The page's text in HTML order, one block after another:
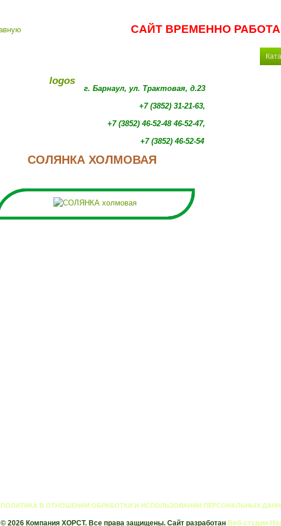
САЙТ ВРЕМЕННО
СОЛЯНКА ХОЛМОВАЯ
г. Барнаул, ул. Трактовая, д.23
+7 (3852) 31-21-63,
+7 (3852) 46-52-48 46-52-47,
+7 (3852) 46-52-54
ПОЛИТИКА В ОТНОШЕНИИ ОБРАБОТКИ И ИСПОЛЬЗОВАНИИ ПЕРСОНАЛЬНЫХ
© 2026 Компания ХОРСТ. Все права защищены. Сайт разработан Веб-студия